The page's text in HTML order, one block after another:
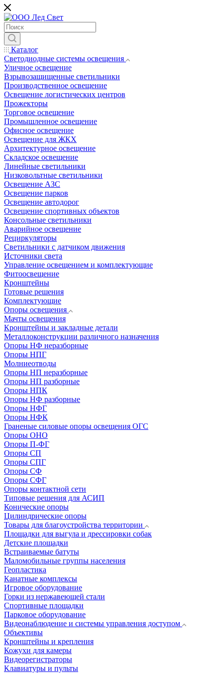
Каталог
Светодиодные системы освещения
Уличное освещение
Взрывозащищенные светильники
Производственное освещение
Освещение логистических центров
Прожекторы
Торговое освещение
Промышленное освещение
Офисное освещение
Освещение для ЖКХ
Архитектурное освещение
Складское освещение
Линейные светильники
Низковольтные светильники
Освещение АЗС
Освещение парков
Освещение автодорог
Освещение спортивных объектов
Консольные светильники
Аварийное освещение
Рециркуляторы
Светильники с датчиком движения
Источники света
Управление освещением и комплектующие
Фитоосвещение
Кронштейны
Готовые решения
Комплектующие
Опоры освещения
Мачты освещения
Кронштейны и закладные детали
Металлоконструкции различного назначения
Опоры НФ неразборные
Опоры НПГ
Молниеотводы
Опоры НП неразборные
Опоры НП разборные
Опоры НПК
Опоры НФ разборные
Опоры НФГ
Опоры НФК
Граненые силовые опоры освещения ОГС
Опоры ОНО
Опоры П-ФГ
Опоры СП
Опоры СПГ
Опоры СФ
Опоры СФГ
Опоры контактной сети
Типовые решения для АСИП
Конические опоры
Цилиндрические опоры
Товары для благоустройства территории
Площадки для выгула и дрессировки собак
Детские площадки
Встраиваемые батуты
Маломобильные группы населения
Геопластика
Канатные комплексы
Игровое оборудование
Горки из нержавеющей стали
Спортивные площадки
Парковое оборудование
Видеонаблюдение и системы управления доступом
Объективы
Кронштейны и крепления
Кожухи для камеры
Видеорегистраторы
Клавиатуры и пульты